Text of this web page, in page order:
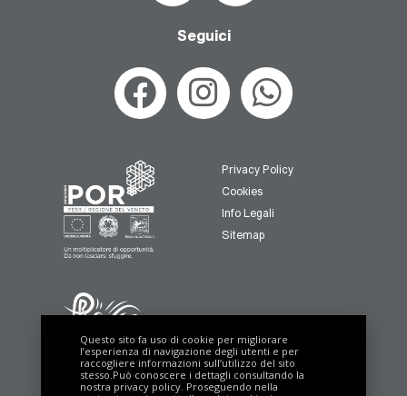
Seguici
Privacy Policy
Cookies
Info Legali
Sitemap
Questo sito fa uso di cookie per migliorare
l’esperienza di navigazione degli utenti e per
raccogliere informazioni sull’utilizzo del sito
stesso.Può conoscere i dettagli consultando la
nostra privacy policy. Proseguendo nella